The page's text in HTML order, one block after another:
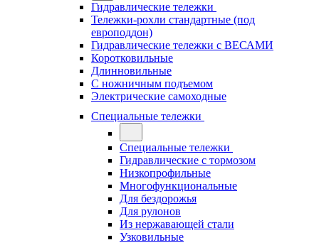
Гидравлические тележки
Тележки-рохли стандартные (под
европоддон)
Гидравлические тележки с ВЕСАМИ
Коротковильные
Длинновильные
С ножничным подъемом
Электрические самоходные
Специальные тележки
Специальные тележки
Гидравлические с тормозом
Низкопрофильные
Многофункциональные
Для бездорожья
Для рулонов
Из нержавающей стали
Узковильные